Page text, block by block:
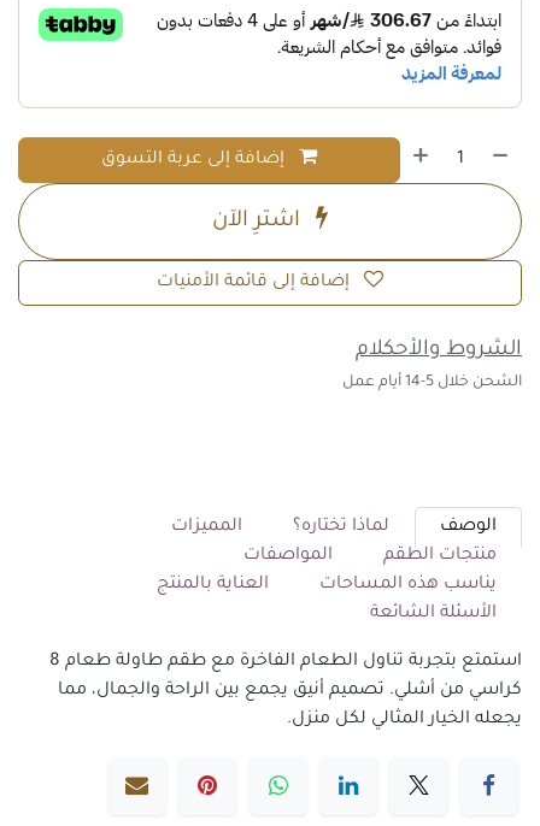
إضافة إلى عربة التسوق
اشترِ الآن
إضافة إلى قائمة الأمنيات
الشروط والأحكلام
الشحن خلال 5-14 أيام عمل
الوصف لماذا تختاره؟
المميزات
منتجات الطقم
المواصفات
يناسب هذه المساحات
العناية بالمنتج
الأسئلة الشائعة
استمتع بتجربة تناول الطعام الفاخرة مع طقم طاولة طعام 8
كراسي من أشلي. تصميم أنيق يجمع بين الراحة والجمال، مما
يجعله الخيار المثالي لكل منزل.